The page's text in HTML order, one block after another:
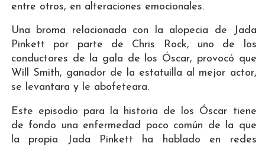
entre otros, en alteraciones emocionales.
Una broma relacionada con la alopecia de Jada
Pinkett por parte de Chris Rock, uno de los
conductores de la gala de los Óscar, provocó que
Will Smith, ganador de la estatuilla al mejor actor,
se levantara y le abofeteara.
Este episodio para la historia de los Óscar tiene
de fondo una enfermedad poco común de la que
la propia Jada Pinkett ha hablado en redes